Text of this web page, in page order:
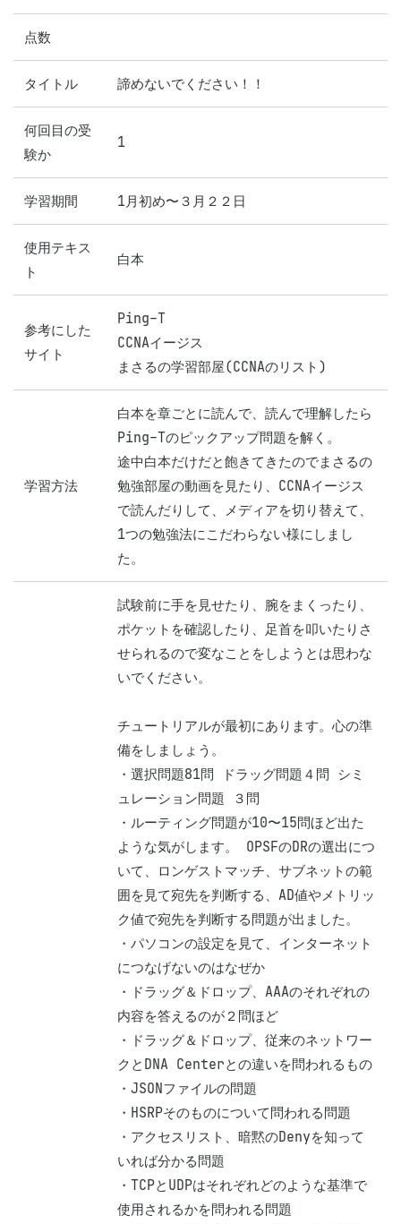
点数
タイトル 諦めないでください！！
何回目の受
験か
1
学習期間 1月初め〜３月２２日
使用テキス
ト
白本
参考にした
サイト
Ping-T
CCNAイージス
まさるの学習部屋(CCNAのリスト)
学習方法
白本を章ごとに読んで、読んで理解したら
Ping-Tのピックアップ問題を解く。
途中白本だけだと飽きてきたのでまさるの
勉強部屋の動画を見たり、CCNAイージス
で読んだりして、メディアを切り替えて、
1つの勉強法にこだわらない様にしまし
た。
試験前に手を見せたり、腕をまくったり、
ポケットを確認したり、足首を叩いたりさ
せられるので変なことをしようとは思わな
いでください。
チュートリアルが最初にあります。心の準
備をしましょう。
・選択問題81問 ドラッグ問題４問 シミ
ュレーション問題 ３問
・ルーティング問題が10〜15問ほど出た
ような気がします。 OPSFのDRの選出につ
いて、ロンゲストマッチ、サブネットの範
囲を見て宛先を判断する、AD値やメトリッ
ク値で宛先を判断する問題が出ました。
・パソコンの設定を見て、インターネット
につなげないのはなぜか
・ドラッグ＆ドロップ、AAAのそれぞれの
内容を答えるのが２問ほど
・ドラッグ＆ドロップ、従来のネットワー
クとDNA Centerとの違いを問われるもの
・JSONファイルの問題
・HSRPそのものについて問われる問題
・アクセスリスト、暗黙のDenyを知って
いれば分かる問題
・TCPとUDPはそれぞれどのような基準で
使用されるかを問われる問題